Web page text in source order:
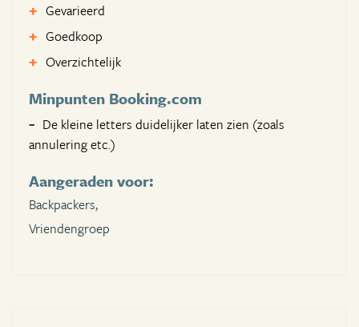
Gevarieerd
Goedkoop
Overzichtelijk
Minpunten Booking.com
De kleine letters duidelijker laten zien (zoals
annulering etc.)
Aangeraden voor:
Backpackers,
Vriendengroep